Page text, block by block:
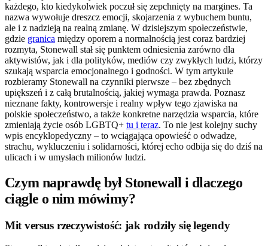
każdego, kto kiedykolwiek poczuł się zepchnięty na margines. Ta
nazwa wywołuje dreszcz emocji, skojarzenia z wybuchem buntu,
ale i z nadzieją na realną zmianę. W dzisiejszym społeczeństwie,
gdzie granica między oporem a normalnością jest coraz bardziej
rozmyta, Stonewall stał się punktem odniesienia zarówno dla
aktywistów, jak i dla polityków, mediów czy zwykłych ludzi, którzy
szukają wsparcia emocjonalnego i godności. W tym artykule
rozbieramy Stonewall na czynniki pierwsze – bez zbędnych
upiększeń i z całą brutalnością, jakiej wymaga prawda. Poznasz
nieznane fakty, kontrowersje i realny wpływ tego zjawiska na
polskie społeczeństwo, a także konkretne narzędzia wsparcia, które
zmieniają życie osób LGBTQ+ tu i teraz. To nie jest kolejny suchy
wpis encyklopedyczny – to wciągająca opowieść o odwadze,
strachu, wykluczeniu i solidarności, której echo odbija się do dziś na
ulicach i w umysłach milionów ludzi.
Czym naprawdę był Stonewall i dlaczego
ciągle o nim mówimy?
Mit versus rzeczywistość: jak rodziły się legendy